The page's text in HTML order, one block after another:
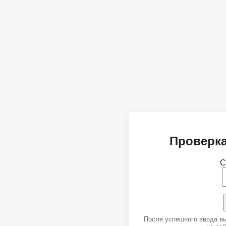
После успешного ввода